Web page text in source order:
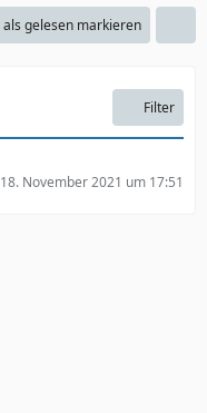
als gelesen markieren
Filter
18. November 2021 um 17:51